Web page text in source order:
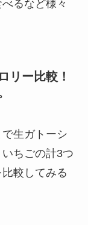
るなど様々
リー比較！
生ガトーシ
ちごの計3つ
較してみる